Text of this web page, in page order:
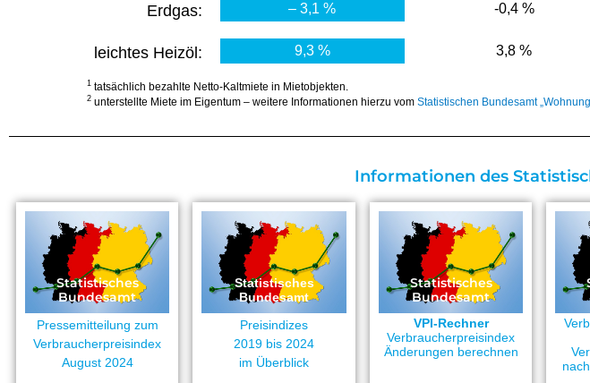
Erdgas: – 3,1 % -0,4 %
leichtes Heizöl: 9,3 % 3,8 %
1 tatsächlich bezahlte Netto-Kaltmiete in Mietobjekten.
2 unterstellte Miete im Eigentum – weitere Informationen hierzu vom Statistischen Bundesamt
Informationen des
Statistisches
Bundesamt
Pressemitteilung zum
Verbraucherpreisindex
August 2024
Statistisches
Bundesamt
Preisindizes
2019 bis 2024
im Überblick
Statistisches
Bundesamt
VPI-Rechner
Verbraucherpreisindex
Änderungen berechnen